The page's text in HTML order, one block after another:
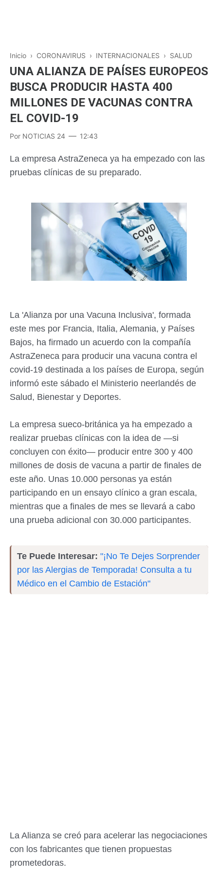
Inicio › CORONAVIRUS › INTERNACIONALES › SALUD
UNA ALIANZA DE PAÍSES EUROPEOS
BUSCA PRODUCIR HASTA 400
MILLONES DE VACUNAS CONTRA
EL COVID-19
Por NOTICIAS 24 12:43
La empresa AstraZeneca ya ha empezado con las
pruebas clínicas de su preparado.
La 'Alianza por una Vacuna Inclusiva', formada
este mes por Francia, Italia, Alemania, y Países
Bajos, ha firmado un acuerdo con la compañía
AstraZeneca para producir una vacuna contra el
covid-19 destinada a los países de Europa, según
informó este sábado el Ministerio neerlandés de
Salud, Bienestar y Deportes.
La empresa sueco-británica ya ha empezado a
realizar pruebas clínicas con la idea de —si
concluyen con éxito— producir entre 300 y 400
millones de dosis de vacuna a partir de finales de
este año. Unas 10.000 personas ya están
participando en un ensayo clínico a gran escala,
mientras que a finales de mes se llevará a cabo
una prueba adicional con 30.000 participantes.
Te Puede Interesar: "¡No Te Dejes Sorprender
por las Alergias de Temporada! Consulta a tu
Médico en el Cambio de Estación"
La Alianza se creó para acelerar las negociaciones
con los fabricantes que tienen propuestas
prometedoras.